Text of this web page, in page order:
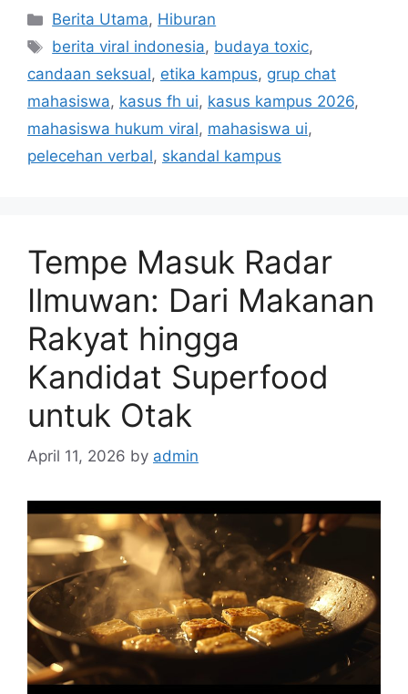
C
a
e
g
o
r
Berita Utama, Hiburan
T
a
s
berita viral indonesia, budaya toxic,
candaan seksual, etika kampus, grup chat
mahasiswa, kasus fh ui, kasus kampus 2026,
mahasiswa hukum viral, mahasiswa ui,
pelecehan verbal, skandal kampus
Tempe Masuk Radar
Ilmuwan: Dari Makanan
Rakyat hingga
Kandidat Superfood
untuk Otak
April 11, 2026 by admin